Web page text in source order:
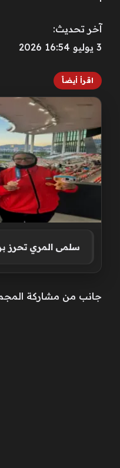
آخر تحديث:
3 يوليو 16:54 2026
اقرأ أيضاً
سلمى المري تحرز
جانب من مشاركة